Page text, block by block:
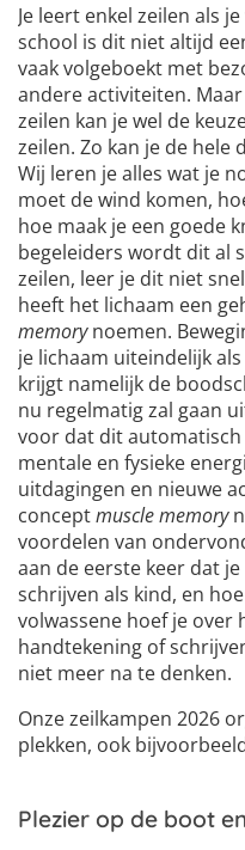
Je leert enkel zeilen als
school is dit niet altijd
vaak volgeboekt met
andere activiteiten.
zeilen kan je wel de
zeilen. Zo kan je de hele
Wij leren je alles wat je
moet de wind komen,
hoe maak je een goede
begeleiders wordt dit al
zeilen, leer je dit niet
heeft het lichaam een
memorynoemen.
je lichaam uiteindelijk
krijgt namelijk de
nu regelmatig zal gaan
voor dat dit
mentale en fysieke
uitdagingen en nieuwe
conceptmuscle memory
voordelen van
aan de eerste keer dat
schrijven als kind, en
volwassene hoef je over
handtekening of
niet meer na te denken.
Onze zeilkampen 2026
plekken, ook
Plezier op de boot